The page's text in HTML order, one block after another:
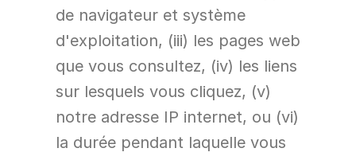
de navigateur et système
d'exploitation, (iii) les pages web
que vous consultez, (iv) les liens
sur lesquels vous cliquez, (v)
notre adresse IP internet, ou (vi)
la durée pendant laquelle vous